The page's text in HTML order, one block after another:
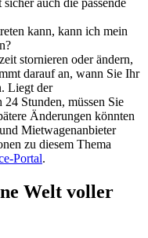
auch die passende
kann, kann ich mein
stornieren oder ändern,
darauf an, wann Sie Ihr
Liegt der
Stunden, müssen Sie
Änderungen könnten
Mietwagenanbieter
zu diesem Thema
Portal.
Welt voller